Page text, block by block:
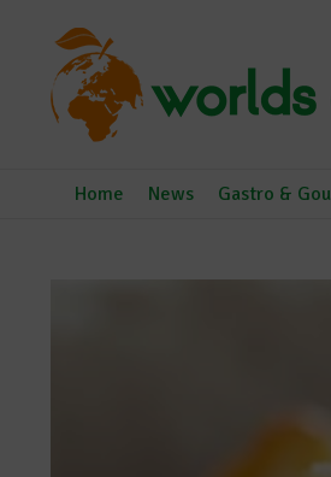
Home News Gastro &